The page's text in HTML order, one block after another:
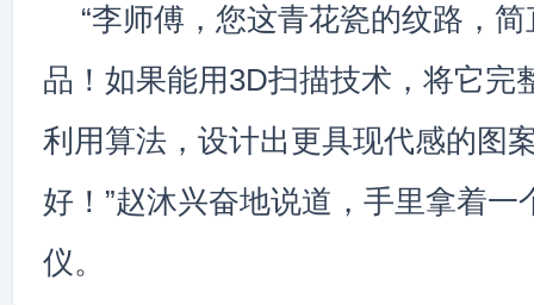
“李师傅，您这青花瓷的纹路，
品！如果能用3D扫描技术，将它完
利用算法，设计出更具现代感的图
好！”赵沐兴奋地说道，手里拿着一
仪。